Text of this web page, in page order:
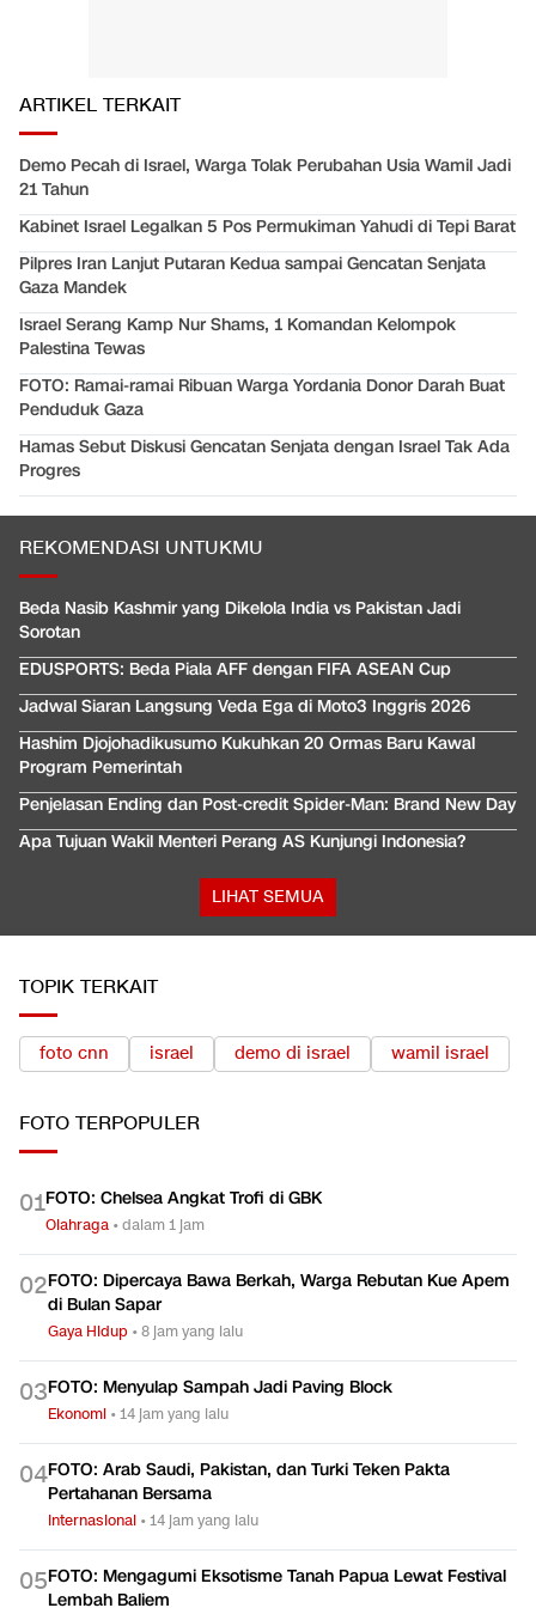
ARTIKEL TERKAIT
Demo Pecah di Israel, Warga Tolak Perubahan Usia Wamil Jadi
21 Tahun
Kabinet Israel Legalkan 5 Pos Permukiman Yahudi di Tepi Barat
Pilpres Iran Lanjut Putaran Kedua sampai Gencatan Senjata
Gaza Mandek
Israel Serang Kamp Nur Shams, 1 Komandan Kelompok
Palestina Tewas
FOTO: Ramai-ramai Ribuan Warga Yordania Donor Darah Buat
Penduduk Gaza
Hamas Sebut Diskusi Gencatan Senjata dengan Israel Tak Ada
Progres
REKOMENDASI UNTUKMU
Beda Nasib Kashmir yang Dikelola India vs Pakistan Jadi
Sorotan
EDUSPORTS: Beda Piala AFF dengan FIFA ASEAN Cup
Jadwal Siaran Langsung Veda Ega di Moto3 Inggris 2026
Hashim Djojohadikusumo Kukuhkan 20 Ormas Baru Kawal
Program Pemerintah
Penjelasan Ending dan Post-credit Spider-Man: Brand New Day
Apa Tujuan Wakil Menteri Perang AS Kunjungi Indonesia?
LIHAT SEMUA
TOPIK TERKAIT
foto cnn israel demo di israel wamil israel
FOTO TERPOPULER
01FOTO: Chelsea Angkat Trofi di GBK
Olahraga •dalam 1 jam
02FOTO: Dipercaya Bawa Berkah, Warga Rebutan Kue Apem
di Bulan Sapar
Gaya Hidup •8 jam yang lalu
03FOTO: Menyulap Sampah Jadi Paving Block
Ekonomi •14 jam yang lalu
04FOTO: Arab Saudi, Pakistan, dan Turki Teken Pakta
Pertahanan Bersama
Internasional •14 jam yang lalu
05FOTO: Mengagumi Eksotisme Tanah Papua Lewat Festival
Lembah Baliem